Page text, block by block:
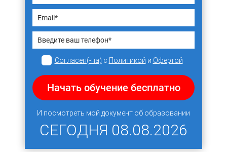
Согласен(-на) с Политикой и Офертой
Начать обучение бесплатно
И посмотреть мой документ об образовании
СЕГОДНЯ 08.08.2026